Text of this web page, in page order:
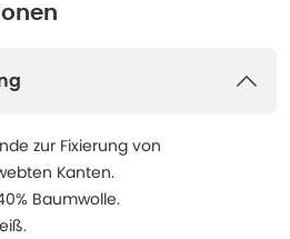
zur Fixierung von
Kanten.
Baumwolle.